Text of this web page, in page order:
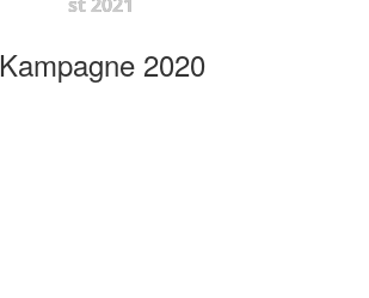
Kampagne 2020